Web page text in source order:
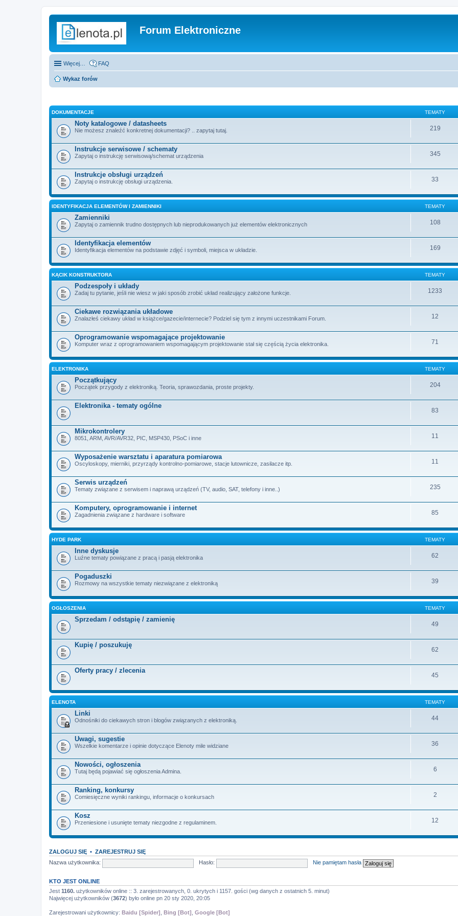
Forum Elektroniczne
Więcej… FAQ
Wykaz forów
DOKUMENTACJE TEMATY
Noty katalogowe / datasheets
Nie możesz znaleźć konkretnej dokumentacji? .. zapytaj tutaj. 219
Instrukcje serwisowe / schematy
Zapytaj o instrukcję serwisową/schemat urządzenia 345
Instrukcje obsługi urządzeń
Zapytaj o instrukcję obsługi urządzenia. 33
IDENTYFIKACJA ELEMENTÓW I ZAMIENNIKI TEMATY
Zamienniki
Zapytaj o zamiennik trudno dostępnych lub nieprodukowanych już elementów elektronicznych 108
Identyfikacja elementów
Identyfikacja elementów na podstawie zdjęć i symboli, miejsca w układzie. 169
KĄCIK KONSTRUKTORA TEMATY
Podzespoły i układy
Zadaj tu pytanie, jeśli nie wiesz w jaki sposób zrobić układ realizujący założone funkcje. 1233
Ciekawe rozwiązania układowe
Znalazłeś ciekawy układ w książce/gazecie/internecie? Podziel się tym z innymi uczestnikami Forum. 12
Oprogramowanie wspomagające projektowanie
Komputer wraz z oprogramowaniem wspomagającym projektowanie stał się częścią życia elektronika. 71
ELEKTRONIKA TEMATY
Początkujący
Początek przygody z elektroniką. Teoria, sprawozdania, proste projekty. 204
Elektronika - tematy ogólne
83
Mikrokontrolery
8051, ARM, AVR/AVR32, PIC, MSP430, PSoC i inne 11
Wyposażenie warsztatu i aparatura pomiarowa
Oscyloskopy, mierniki, przyrządy kontrolno-pomiarowe, stacje lutownicze, zasilacze itp. 11
Serwis urządzeń
Tematy związane z serwisem i naprawą urządzeń (TV, audio, SAT, telefony i inne..) 235
Komputery, oprogramowanie i internet
Zagadnienia związane z hardware i software 85
HYDE PARK TEMATY
Inne dyskusje
Luźne tematy powiązane z pracą i pasją elektronika 62
Pogaduszki
Rozmowy na wszystkie tematy niezwiązane z elektroniką 39
OGŁOSZENIA TEMATY
Sprzedam / odstąpię / zamienię
49
Kupię / poszukuję
62
Oferty pracy / zlecenia
45
ELENOTA TEMATY
Linki
Odnośniki do ciekawych stron i blogów związanych z elektroniką. 44
Uwagi, sugestie
Wszelkie komentarze i opinie dotyczące Elenoty mile widziane 36
Nowości, ogłoszenia
Tutaj będą pojawiać się ogłoszenia Admina. 6
Ranking, konkursy
Comiesięczne wyniki rankingu, informacje o konkursach 2
Kosz
Przeniesione i usunięte tematy niezgodne z regulaminem. 12
ZALOGUJ SIĘ • ZAREJESTRUJ SIĘ
Nazwa użytkownika:
Hasło: Nie pamiętam hasła
KTO JEST ONLINE
Jest 1160. użytkowników online :: 3. zarejestrowanych, 0. ukrytych i 1157. gości (wg danych z ostatnich 5. minut)
Najwięcej użytkowników (3672) było online pn 20 sty 2020, 20:05
Zarejestrowani użytkownicy: Baidu [Spider] Bing [Bot] Google [Bot]